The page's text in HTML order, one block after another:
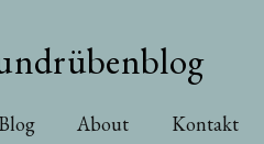
Blog About Kontakt